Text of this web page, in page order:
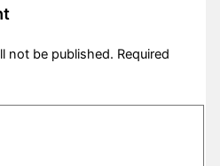
not be published. Required